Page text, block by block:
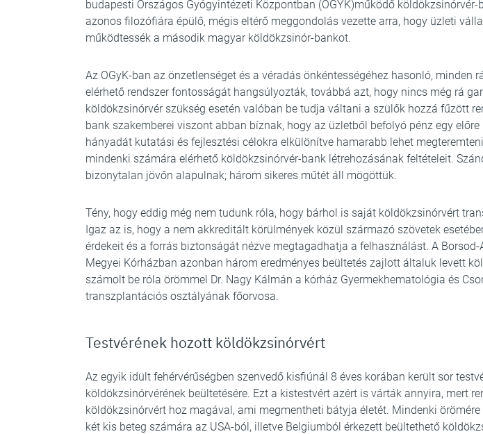
budapesti Országos Gyógyintézeti Központban (OGYK)működő köldökzsinórvér-
azonos filozófiára épülő, mégis eltérő meggondolás vezette arra, hogy üzleti
működtessék a második magyar köldökzsinór-bankot.
Az OGyK-ban az önzetlenséget és a véradás önkéntességéhez hasonló, minden
elérhető rendszer fontosságát hangsúlyozták, továbbá azt, hogy nincs még rá
köldökzsinórvér szükség esetén valóban be tudja váltani a szülők hozzá fűzött
bank szakemberei viszont abban bíznak, hogy az üzletből befolyó pénz egy
hányadát kutatási és fejlesztési célokra elkülönítve hamarabb lehet
mindenki számára elérhető köldökzsinórvér-bank létrehozásának feltételeit.
bizonytalan jövőn alapulnak; három sikeres műtét áll mögöttük.
Tény, hogy eddig még nem tudunk róla, hogy bárhol is saját köldökzsinórvért
Igaz az is, hogy a nem akkreditált körülmények közül származó szövetek
érdekeit és a forrás biztonságát nézve megtagadhatja a felhasználást. A
Megyei Kórházban azonban három eredményes beültetés zajlott általuk levett
számolt be róla örömmel Dr. Nagy Kálmán a kórház Gyermekhematológia és
transzplantációs osztályának főorvosa.
Testvérének hozott köldökzsinórvért
Az egyik idült fehérvérűségben szenvedő kisfiúnál 8 éves korában került sor
köldökzsinórvérének beültetésére. Ezt a kistestvért azért is várták annyira, mert
köldökzsinórvért hoz magával, ami megmentheti bátyja életét. Mindenki
két kis beteg számára az USA-ból, illetve Belgiumból érkezett beültethető